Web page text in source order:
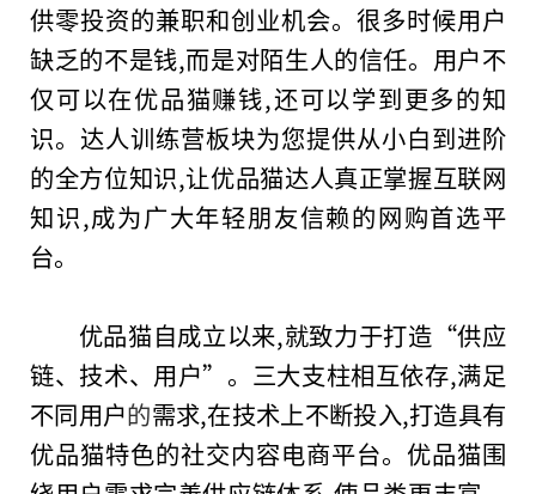
供零投资的兼职和创业机会。很多时候用户
缺乏的不是钱,而是对陌生人的信任。用户不
仅可以在优品猫赚钱,还可以学到更多的知
识。达人训练营板块为您提供从小白到进阶
的全方位知识,让优品猫达人真正掌握互联网
知识,成为广大年轻朋友信赖的网购首选平
台。
优品猫自成立以来,就致力于打造“供应
链、技术、用户”。三大支柱相互依存,满足
不同用户的需求,在技术上不断投入,打造具有
优品猫特色的社交内容电商平台。优品猫围